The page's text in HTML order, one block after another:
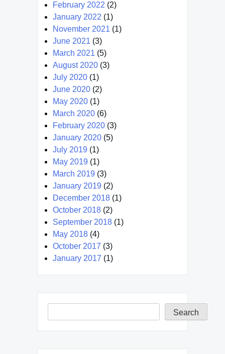
February 2022 (2)
January 2022 (1)
November 2021 (1)
June 2021 (3)
March 2021 (5)
August 2020 (3)
July 2020 (1)
June 2020 (2)
May 2020 (1)
March 2020 (6)
February 2020 (3)
January 2020 (5)
July 2019 (1)
May 2019 (1)
March 2019 (3)
January 2019 (2)
December 2018 (1)
October 2018 (2)
September 2018 (1)
May 2018 (4)
October 2017 (3)
January 2017 (1)
Search